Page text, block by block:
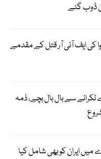
کی ایف آئی آر قتل کے مقدمے
پر 2 طیارے ٹکرانے سے بال بال بچے، ذمہ
ایران کو بھی شامل کیا